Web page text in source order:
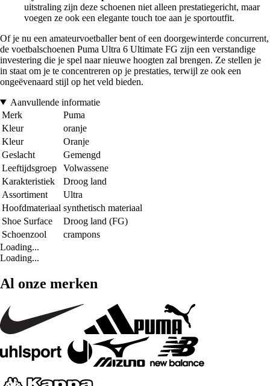
uitstraling zijn deze schoenen niet alleen prestatiegericht, maar
voegen ze ook een elegante touch toe aan je sportoutfit.
Of je nu een amateurvoetballer bent of een doorgewinterde concurrent,
de voetbalschoenen Puma Ultra 6 Ultimate FG zijn een verstandige
investering die je spel naar nieuwe hoogten zal brengen. Ze stellen je
in staat om je te concentreren op je prestaties, terwijl ze ook een
ongeëvenaard stijl op het veld bieden.
Aanvullende informatie
Merk
Puma
Kleur
oranje
Kleur
Oranje
Geslacht
Gemengd
Leeftijdsgroep
Volwassene
Karakteristiek
Droog land
Assortiment
Ultra
Hoofdmateriaal synthetisch materiaal
Shoe Surface
Droog land (FG)
Schoenzool
crampons
Loading...
Loading...
Al onze merken